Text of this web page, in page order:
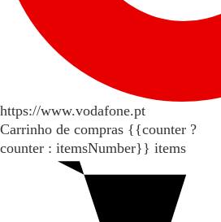
https://www.vodafone.pt
Carrinho de compras {{counter ?
counter : itemsNumber}} items